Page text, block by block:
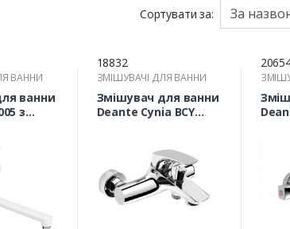
Сортувати за:
ВАННИ
ванни
з
18832
ЗМІШУВАЧІ ДЛЯ ВАННИ
Змішувач для ванни
Deante Cynia BCY